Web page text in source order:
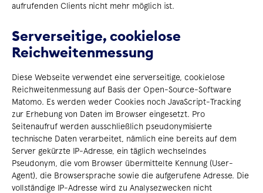
aufrufenden Clients nicht mehr möglich ist.
Serverseitige, cookielose
Reichweitenmessung
Diese Webseite verwendet eine serverseitige, cookielose
Reichweitenmessung auf Basis der Open-Source-Software
Matomo. Es werden weder Cookies noch JavaScript-Tracking
zur Erhebung von Daten im Browser eingesetzt. Pro
Seitenaufruf werden ausschließlich pseudonymisierte
technische Daten verarbeitet, nämlich eine bereits auf dem
Server gekürzte IP-Adresse, ein täglich wechselndes
Pseudonym, die vom Browser übermittelte Kennung (User-
Agent), die Browsersprache sowie die aufgerufene Adresse. Die
vollständige IP-Adresse wird zu Analysezwecken nicht